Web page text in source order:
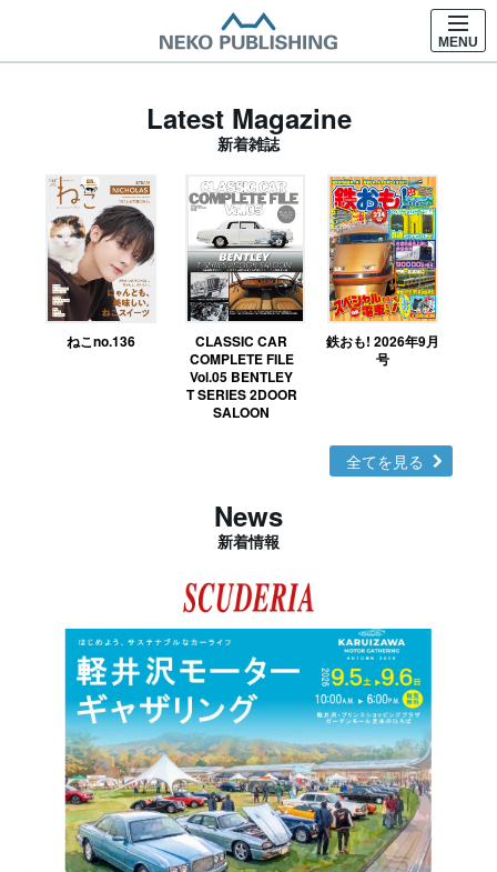
MENU
Latest Magazine
新着雑誌
ねこno.136
CLASSIC CAR
COMPLETE FILE
Vol.05 BENTLEY
T SERIES 2DOOR
SALOON
鉄おも! 2026年9月
号
全てを見る
News
新着情報